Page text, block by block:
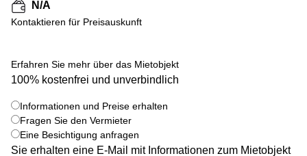
Bureaux
Esch-
sur-
Bureaux
Sandweiler
Bureaux
Luxembourg
Centres
d’affaires
+ 8 bilder
N/A
Kontaktieren für Preisauskunft
Erfahren Sie mehr über das Mietobjekt
100% kostenfrei und unverbindlich
Informationen und Preise erhalten
Fragen Sie den Vermieter
Eine Besichtigung anfragen
Sie erhalten eine E-Mail mit Informationen zum Mietobjekt